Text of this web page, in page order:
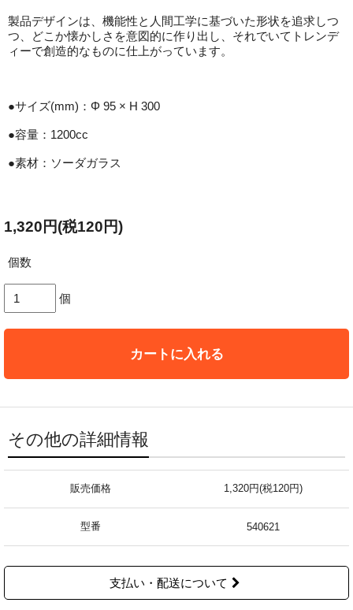
製品デザインは、機能性と人間工学に基づいた形状を追求しつ
つ、どこか懐かしさを意図的に作り出し、それでいてトレンデ
ィーで創造的なものに仕上がっています。
●サイズ(mm)：Φ 95 × H 300
●容量：1200cc
●素材：ソーダガラス
1,320円(税120円)
個数
個
カートに入れる
その他の詳細情報
販売価格 1,320円(税120円)
型番 540621
支払い・配送について